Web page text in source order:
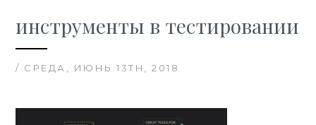
инструменты в тестировании
/ СРЕДА, ИЮНЬ 13TH, 2018